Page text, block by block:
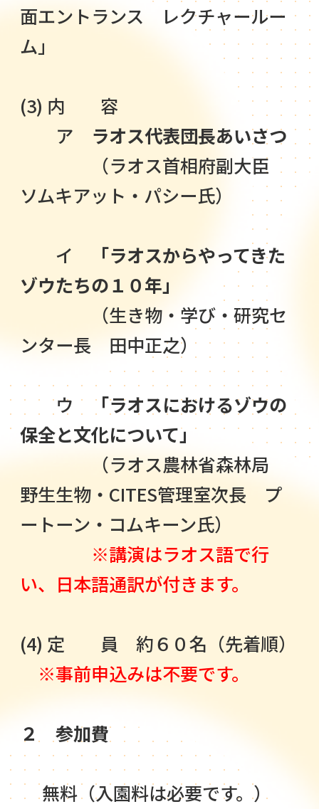
面エントランス レクチャールー
ム」
(3) 内 容
ア ラオス代表団長あいさつ
（ラオス首相府副大臣
ソムキアット・パシー氏）
イ
「ラオスからやってきた
ゾウたちの１０年」
（生き物・学び・研究セ
ンター長 田中正之）
ウ 「ラオスにおけるゾウの
保全と文化について」
（ラオス農林省森林局
野生生物・CITES管理室次長 プ
ートーン・コムキーン氏）
※講演はラオス語で行
い、日本語通訳が付きます。
(4) 定 員 約６０名（先着順）
※事前申込みは不要です。
２ 参加費
無料（入園料は必要です。）